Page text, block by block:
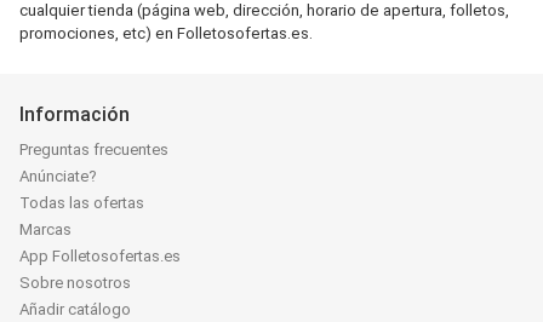
cualquier tienda (página web, dirección, horario de apertura, folletos,
promociones, etc) en Folletosofertas.es.
Información
Preguntas frecuentes
Anúnciate?
Todas las ofertas
Marcas
App Folletosofertas.es
Sobre nosotros
Añadir catálogo